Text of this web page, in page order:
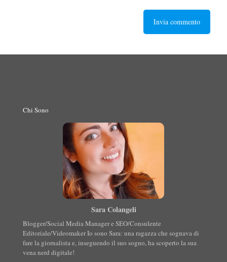
Chi Sono
Sara Colangeli
Blogger/Social Media Manager e SEO/Consulente
Editoriale/Videomaker Io sono Sara: una ragazza che sognava di
fare la giornalista e, inseguendo il suo sogno, ha scoperto la sua
vena nerd digitale!